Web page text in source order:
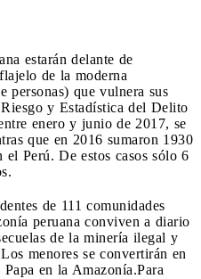
estarán delante de
de la moderna
personas) que vulnera sus
y Estadística del Delito
enero y junio de 2017, se
que en 2016 sumaron 1930
el Perú. De estos casos sólo 6
de 111 comunidades
peruana conviven a diario
de la minería ilegal y
menores se convertirán en
en la Amazonía.Para